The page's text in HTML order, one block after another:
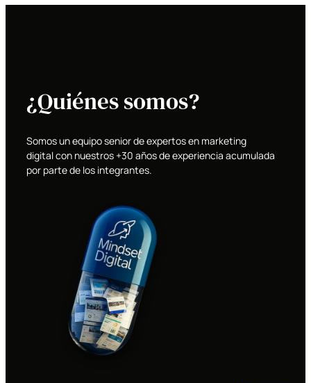
¿Quiénes somos?
Somos un equipo senior de expertos en marketing
digital con nuestros +30 años de experiencia acumulada
por parte de los integrantes.